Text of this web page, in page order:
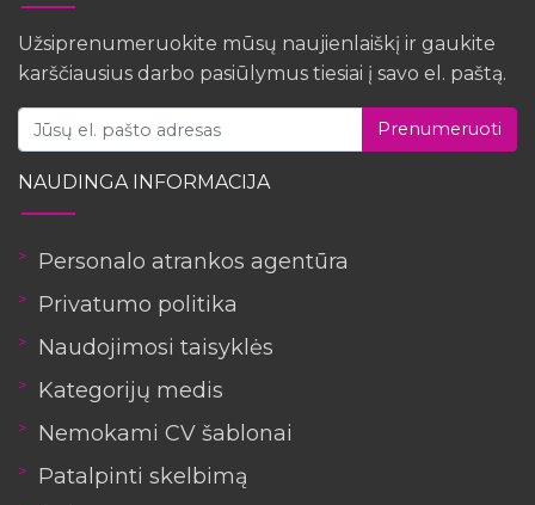
Užsiprenumeruokite mūsų naujienlaiškį ir gaukite
karščiausius darbo pasiūlymus tiesiai į savo el. paštą.
Prenumeruoti
NAUDINGA INFORMACIJA
Personalo atrankos agentūra
Privatumo politika
Naudojimosi taisyklės
Kategorijų medis
Nemokami CV šablonai
Patalpinti skelbimą